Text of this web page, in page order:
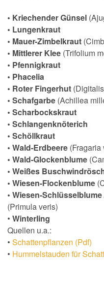
• Kriechender Günsel
• Lungenkraut
• Mauer-Zimbelkraut
• Mittlerer Klee (Trifolium
• Pfennigkraut
• Phacelia
• Roter Fingerhut
• Schafgarbe (Achillea
• Scharbockskraut
• Schlangenknöterich
• Schöllkraut
• Wald-Erdbeere (Fragaria
• Wald-Glockenblume
• Weißes
• Wiesen-Flockenblume
• Wiesen-
(Primula veris)
• Winterling
Quellen u.a.:
• Schattenpflanzen (Pdf)
• Hummelstauden für